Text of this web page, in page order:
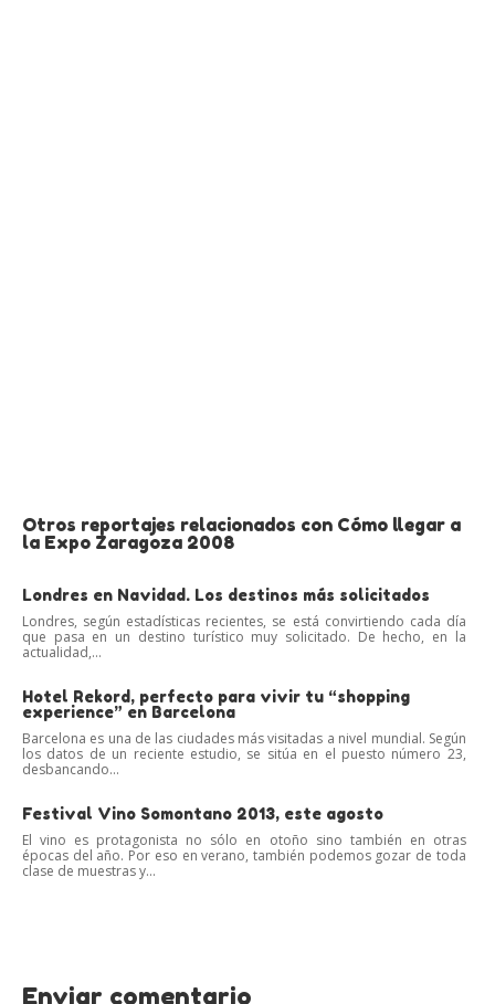
Otros reportajes relacionados con Cómo llegar a
la Expo Zaragoza 2008
Londres en Navidad. Los destinos más solicitados
Londres, según estadísticas recientes, se está convirtiendo cada día
que pasa en un destino turístico muy solicitado. De hecho, en la
actualidad,...
Hotel Rekord, perfecto para vivir tu “shopping
experience” en Barcelona
Barcelona es una de las ciudades más visitadas a nivel mundial. Según
los datos de un reciente estudio, se sitúa en el puesto número 23,
desbancando...
Festival Vino Somontano 2013, este agosto
El vino es protagonista no sólo en otoño sino también en otras
épocas del año. Por eso en verano, también podemos gozar de toda
clase de muestras y...
Enviar comentario